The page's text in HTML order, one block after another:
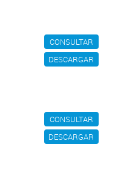
CONSULTAR
DESCARGAR
CONSULTAR
DESCARGAR